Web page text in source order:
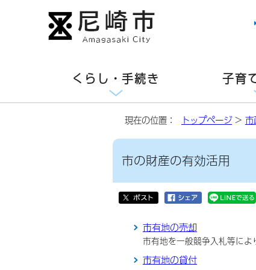
くらし・手続き 子育
現在の位置： トップページ> 市
市の財産の有効活用
市有地の売却
市有地を一般競争入札等によ
市有地の貸付